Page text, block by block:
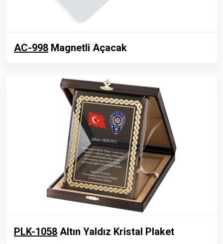
AC-998 Magnetli Açacak
PLK-1058 Altın Yaldız Kristal Plaket